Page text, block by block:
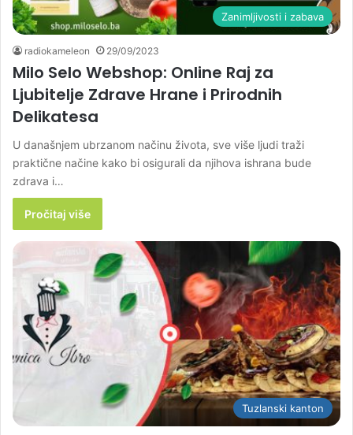
Zanimljivosti i zabava
radiokameleon 29/09/2023
Milo Selo Webshop: Online Raj za
Ljubitelje Zdrave Hrane i Prirodnih
Delikatesa
U današnjem ubrzanom načinu života, sve više ljudi traži
praktične načine kako bi osigurali da njihova ishrana bude
zdrava i…
Pročitaj više
Tuzlanski kanton